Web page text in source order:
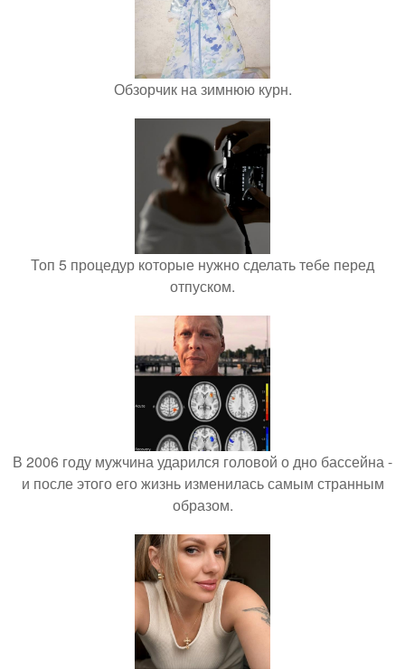
Обзорчик на зимнюю курн.
Топ 5 процедур которые нужно сделать тебе перед
отпуском.
В 2006 году мужчина ударился головой о дно бассейна -
и после этого его жизнь изменилась самым странным
образом.